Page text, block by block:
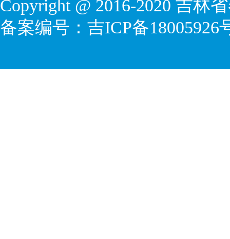
Copyright @ 2016-2020 吉林
备案编号： 吉ICP备18005926